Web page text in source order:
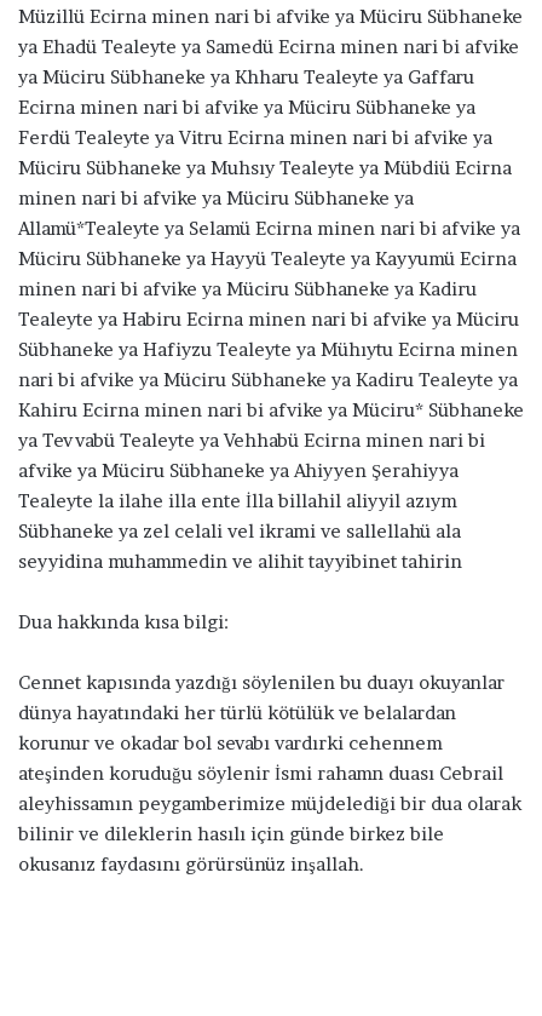
Müzillü Ecirna minen nari bi afvike ya Müciru Sübhaneke
ya Ehadü Tealeyte ya Samedü Ecirna minen nari bi afvike
ya Müciru Sübhaneke ya Khharu Tealeyte ya Gaffaru
Ecirna minen nari bi afvike ya Müciru Sübhaneke ya
Ferdü Tealeyte ya Vitru Ecirna minen nari bi afvike ya
Müciru Sübhaneke ya Muhsıy Tealeyte ya Mübdiü Ecirna
minen nari bi afvike ya Müciru Sübhaneke ya
Allamü*Tealeyte ya Selamü Ecirna minen nari bi afvike ya
Müciru Sübhaneke ya Hayyü Tealeyte ya Kayyumü Ecirna
minen nari bi afvike ya Müciru Sübhaneke ya Kadiru
Tealeyte ya Habiru Ecirna minen nari bi afvike ya Müciru
Sübhaneke ya Hafiyzu Tealeyte ya Mühıytu Ecirna minen
nari bi afvike ya Müciru Sübhaneke ya Kadiru Tealeyte ya
Kahiru Ecirna minen nari bi afvike ya Müciru* Sübhaneke
ya Tevvabü Tealeyte ya Vehhabü Ecirna minen nari bi
afvike ya Müciru Sübhaneke ya Ahiyyen Şerahiyya
Tealeyte la ilahe illa ente İlla billahil aliyyil azıym
Sübhaneke ya zel celali vel ikrami ve sallellahü ala
seyyidina muhammedin ve alihit tayyibinet tahirin
Dua hakkında kısa bilgi:
Cennet kapısında yazdığı söylenilen bu duayı okuyanlar
dünya hayatındaki her türlü kötülük ve belalardan
korunur ve okadar bol sevabı vardırki cehennem
ateşinden koruduğu söylenir İsmi rahamn duası Cebrail
aleyhissamın peygamberimize müjdelediği bir dua olarak
bilinir ve dileklerin hasılı için günde birkez bile
okusanız faydasını görürsünüz inşallah.